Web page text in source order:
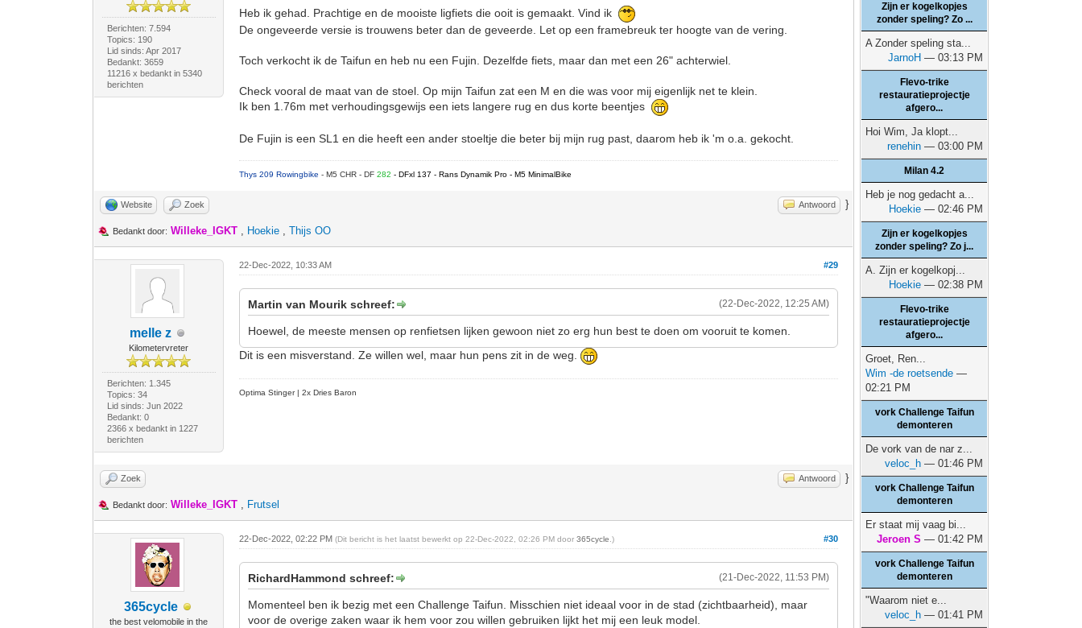
Berichten: 7.594
Topics: 190
Lid sinds: Apr 2017
Bedankt: 3659
11216 x bedankt in 5340
berichten
Heb ik gehad. Prachtige en de mooiste ligfiets die ooit is gemaakt. Vind ik
De ongeveerde versie is trouwens beter dan de geveerde. Let op een framebreuk ter hoogte van de vering.
Toch verkocht ik de Taifun en heb nu een Fujin. Dezelfde fiets, maar dan met een 26" achterwiel.
Check vooral de maat van de stoel. Op mijn Taifun zat een M en die was voor mij eigenlijk net te klein.
Ik ben 1.76m met verhoudingsgewijs een iets langere rug en dus korte beentjes
De Fujin is een SL1 en die heeft een ander stoeltje die beter bij mijn rug past, daarom heb ik 'm o.a. gekocht.
Thys 209 Rowingbike- M5 CHR - DF282- DFxl 137 - Rans Dynamik Pro - M5 MinimalBike
Website Zoek Antwoord }
Bedankt door: Willeke_IGKT , Hoekie ,Thijs OO
melle z
Kilometervreter
Berichten: 1.345
Topics: 34
Lid sinds: Jun 2022
Bedankt: 0
2366 x bedankt in 1227
berichten
#29
22-Dec-2022, 10:33 AM
(22-Dec-2022, 12:25 AM)
Martin van Mourik schreef:
Hoewel, de meeste mensen op renfietsen lijken gewoon niet zo erg hun best te doen om vooruit te komen.
Dit is een misverstand. Ze willen wel, maar hun pens zit in de weg.
Optima Stinger |2x Dries Baron
Zoek Antwoord }
Bedankt door: Willeke_IGKT , Frutsel
365cycle
the best velomobile in the
#30
22-Dec-2022, 02:22 PM(Dit bericht is het laatst bewerkt op 22-Dec-2022, 02:26 PM door365cycle .)
(21-Dec-2022, 11:53 PM)
RichardHammond schreef:
Momenteel ben ik bezig met een Challenge Taifun. Misschien niet ideaal voor in de stad (zichtbaarheid), maar
voor de overige zaken waar ik hem voor zou willen gebruiken lijkt het mij een leuk model.
Zijn er kogelkopjes
zonder speling? Zo ...
A Zonder speling sta...
JarnoH — 03:13 PM
Flevo-trike
restauratieprojectje
afgero...
Hoi Wim, Ja klopt...
renehin — 03:00 PM
Milan 4.2
Heb je nog gedacht a...
Hoekie — 02:46 PM
Zijn er kogelkopjes
zonder speling? Zo j...
A. Zijn er kogelkopj...
Hoekie — 02:38 PM
Flevo-trike
restauratieprojectje
afgero...
Groet, Ren...
Wim -de roetsende —
02:21 PM
vork Challenge Taifun
demonteren
De vork van de nar z...
veloc_h — 01:46 PM
vork Challenge Taifun
demonteren
Er staat mij vaag bi...
Jeroen S — 01:42 PM
vork Challenge Taifun
demonteren
"Waarom niet e...
veloc_h — 01:41 PM